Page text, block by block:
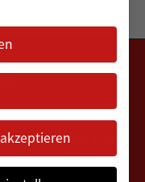
VEREINSSATZUNG